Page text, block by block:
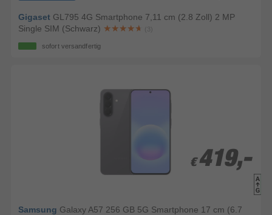
Gigaset GL795 4G Smartphone 7,11 cm (2.8 Zoll) 2 MP
Single SIM (Schwarz)
(3)
sofort versandfertig
€ 419,-
€ 419,-
Samsung Galaxy A57 256 GB 5G Smartphone 17 cm (6.7